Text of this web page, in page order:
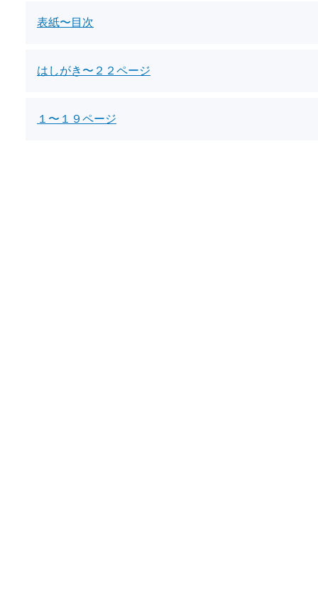
表紙〜目次
はしがき〜２２ページ
１〜１９ページ